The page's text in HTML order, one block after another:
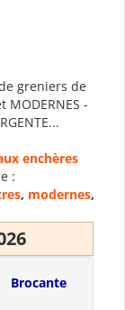
greniers de
MODERNES -
enchères
:
, modernes,
Brocante